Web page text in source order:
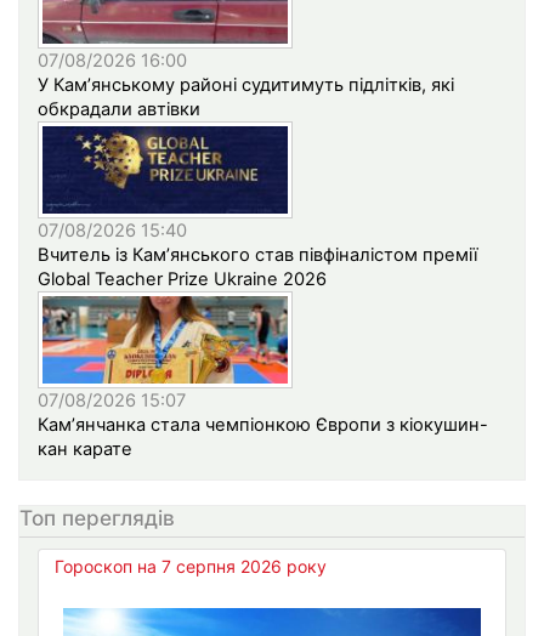
07/08/2026 16:00
У Кам’янському районі судитимуть підлітків, які
обкрадали автівки
07/08/2026 15:40
Вчитель із Кам’янського став півфіналістом премії
Global Teacher Prize Ukraine 2026
07/08/2026 15:07
Кам’янчанка стала чемпіонкою Європи з кіокушин-
кан карате
Топ переглядів
Гороскоп на 7 серпня 2026 року